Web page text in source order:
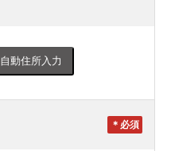
自動住所入力
＊